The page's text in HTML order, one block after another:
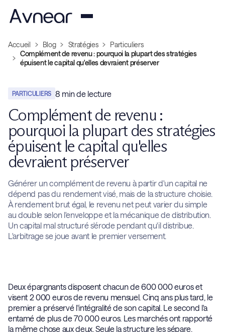
Accueil Blog Stratégies
Particuliers
Complément de revenu : pourquoi la plupart des stratégies
épuisent le capital qu'elles devraient préserver
PARTICULIERS 8 min de lecture
Complément de revenu :
pourquoi la plupart des stratégies
épuisent le capital qu'elles
devraient préserver
Générer un complément de revenu à partir d'un capital ne
dépend pas du rendement visé, mais de la structure choisie.
À rendement brut égal, le revenu net peut varier du simple
au double selon l'enveloppe et la mécanique de distribution.
Un capital mal structuré s'érode pendant qu'il distribue.
L'arbitrage se joue avant le premier versement.
Deux épargnants disposent chacun de 600 000 euros et
visent 2 000 euros de revenu mensuel. Cinq ans plus tard, le
premier a préservé l'intégralité de son capital. Le second l'a
entamé de plus de 70 000 euros. Les marchés ont rapporté
la même chose aux deux. Seule la structure les sépare.